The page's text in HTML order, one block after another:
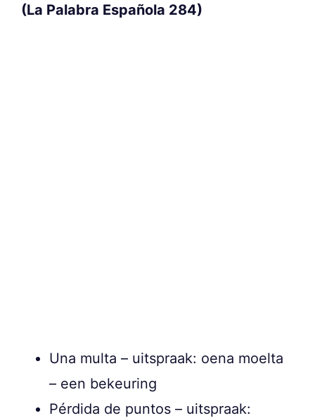
(La Palabra Española 284)
Una multa – uitspraak: oena moelta
– een bekeuring
Pérdida de puntos – uitspraak: